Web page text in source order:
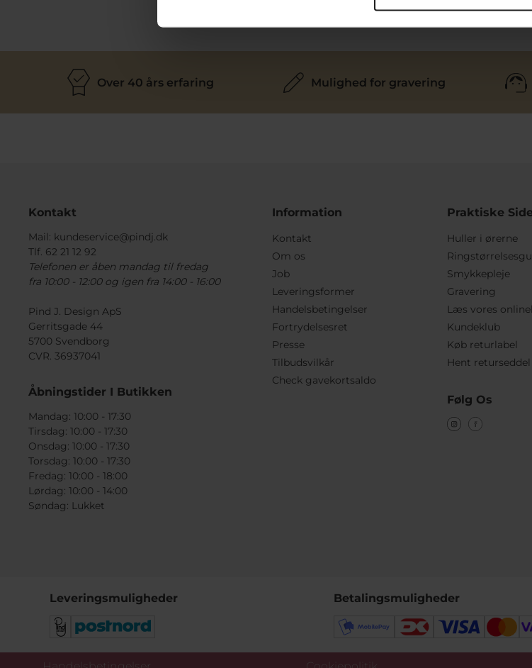
Over 40 års erfaring Mulighed for gravering
Kontakt
Mail: kundeservice@pindj.dk
Tlf. 62 21 12 92
Telefonen er åben mandag til fredag
fra 10:00 - 12:00 og igen fra 14:00 - 16:00
Pind J. Design ApS
Gerritsgade 44
5700 Svendborg
CVR. 36937041
Åbningstider I Butikken
Mandag: 10:00 - 17:30
Tirsdag: 10:00 - 17:30
Onsdag: 10:00 - 17:30
Torsdag: 10:00 - 17:30
Fredag: 10:00 - 18:00
Lørdag: 10:00 - 14:00
Søndag: Lukket
Information
Kontakt
Om os
Job
Leveringsformer
Handelsbetingelser
Fortrydelsesret
Presse
Tilbudsvilkår
Check gavekortsaldo
Praktiske
Huller i ørerne
Smykkepleje
Gravering
Læs vores
Kundeklub
Køb returlabel
Hent returseddel
Følg Os
Leveringsmuligheder Betalingsmuligheder